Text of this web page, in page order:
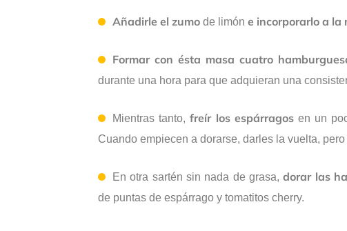
Añadirle el zumo de limón e incorporarlo a la
Formar con ésta masa cuatro
durante una hora para que adquieran una
Mientras tanto, freír los espárragos en un
Cuando empiecen a dorarse, darles la vuelta,
En otra sartén sin nada de grasa,dorar las
de puntas de espárrago y tomatitos cherry.